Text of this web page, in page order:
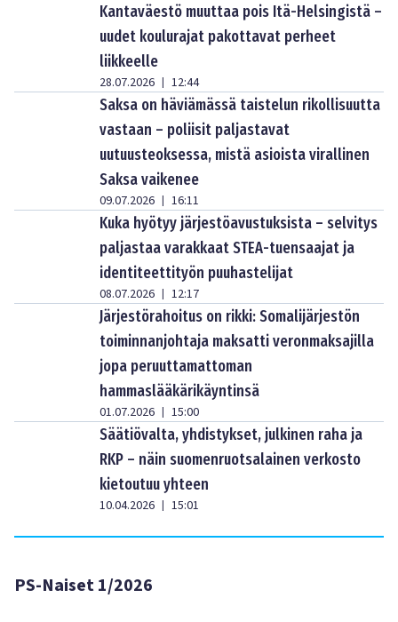
Kantaväestö muuttaa pois Itä-Helsingistä –
uudet koulurajat pakottavat perheet
liikkeelle
28.07.2026 | 12:44
Saksa on häviämässä taistelun rikollisuutta
vastaan – poliisit paljastavat
uutuusteoksessa, mistä asioista virallinen
Saksa vaikenee
09.07.2026 | 16:11
Kuka hyötyy järjestöavustuksista – selvitys
paljastaa varakkaat STEA-tuensaajat ja
identiteettityön puuhastelijat
08.07.2026 | 12:17
Järjestörahoitus on rikki: Somalijärjestön
toiminnanjohtaja maksatti veronmaksajilla
jopa peruuttamattoman
hammaslääkärikäyntinsä
01.07.2026 | 15:00
Säätiövalta, yhdistykset, julkinen raha ja
RKP – näin suomenruotsalainen verkosto
kietoutuu yhteen
10.04.2026 | 15:01
PS-Naiset 1/2026